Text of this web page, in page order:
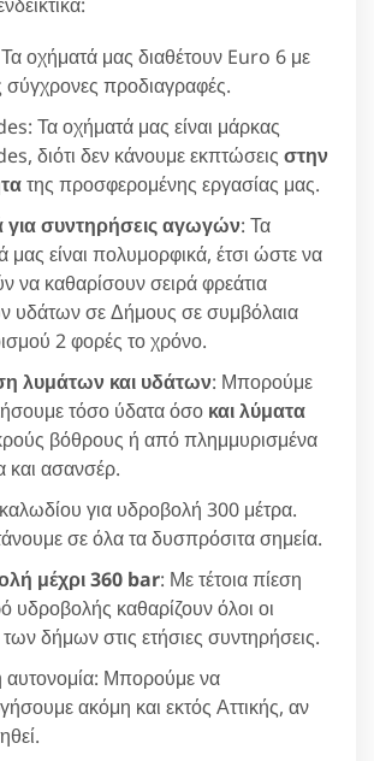
οχήματά μας διαθέτουν Euro 6 με
σύγχρονες προδιαγραφές.
Τα οχήματά μας είναι μάρκας
διότι δεν κάνουμε εκπτώσεις στην
της προσφερομένης εργασίας μας.
για συντηρήσεις αγωγών: Τα
μας είναι πολυμορφικά, έτσι ώστε να
να καθαρίσουν σειρά φρεάτια
υδάτων σε Δήμους σε συμβόλαια
2 φορές το χρόνο.
λυμάτων και υδάτων: Μπορούμε
τόσο ύδατα όσο και λύματα
βόθρους ή από πλημμυρισμένα
και ασανσέρ.
για υδροβολή 300 μέτρα.
σε όλα τα δυσπρόσιτα σημεία.
μέχρι 360 bar: Με τέτοια πίεση
υδροβολής καθαρίζουν όλοι οι
δήμων στις ετήσιες συντηρήσεις.
αυτονομία: Μπορούμε να
ακόμη και εκτός Αττικής, αν